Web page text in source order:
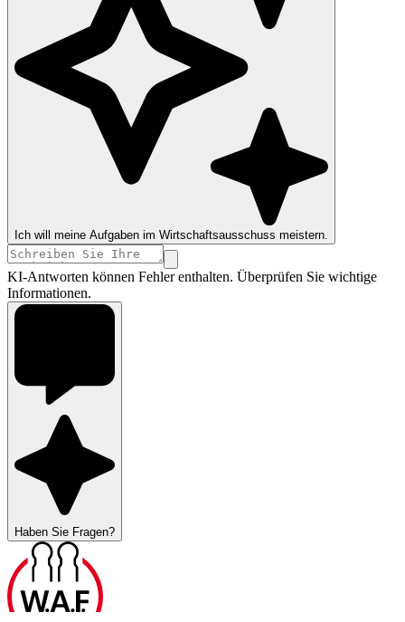
Ich will meine Aufgaben im Wirtschaftsausschuss meistern.
KI-Antworten können Fehler enthalten. Überprüfen Sie wichtige
Informationen.
Haben Sie Fragen?